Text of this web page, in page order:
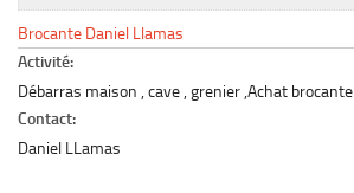
Le marché du mobilier d’occasion
Insertion Annuaire
Contact
Brocante Daniel Llamas
Activité:
Débarras maison , cave , grenier ,Achat brocante
Contact:
Daniel LLamas